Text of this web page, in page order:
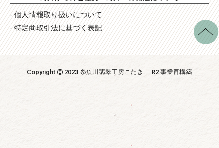
- 個人情報取り扱いについて
- 特定商取引法に基づく表記
Copyright © 2023 糸魚川翡翠工房こたき . R2 事業再構築